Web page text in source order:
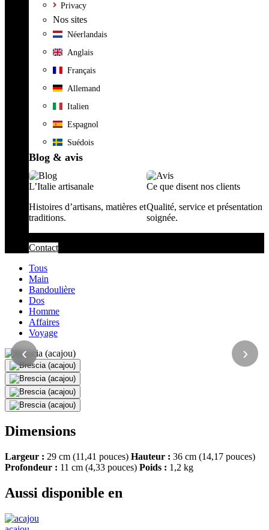
Privacy
Nos sites
Néerlandais
Anglais
Français
Allemand
Italien
Espagnol
Suédois
Blog & avis
L’Italie artisanale
Histoires d’artisans, matières et
traditions.
Ce que disent nos clients
Qualité, service et présentation
soignée.
Contact
Tous
Main
Bandoulière
Dos
Homme
Affaires
Voyage
‹ ›
Dimensions
Largeur : 29 cm (11,41 pouces) Hauteur : 36 cm (14,17 pouces)
Profondeur : 11 cm (4,33 pouces) Poids : 1,2 kg
Aussi disponible en